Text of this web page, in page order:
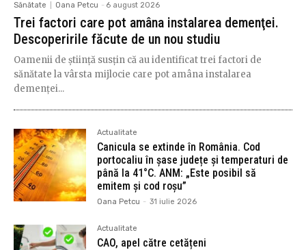
Sănătate Oana Petcu - 6 august 2026
Trei factori care pot amâna instalarea demenţei.
Descoperirile făcute de un nou studiu
Oamenii de ştiinţă susţin că au identificat trei factori de
sănătate la vârsta mijlocie care pot amâna instalarea
demenţei...
Actualitate
Canicula se extinde în România. Cod
portocaliu în șase județe și temperaturi de
până la 41°C. ANM: „Este posibil să
emitem și cod roșu”
Oana Petcu - 31 iulie 2026
Actualitate
CAO, apel către cetățeni